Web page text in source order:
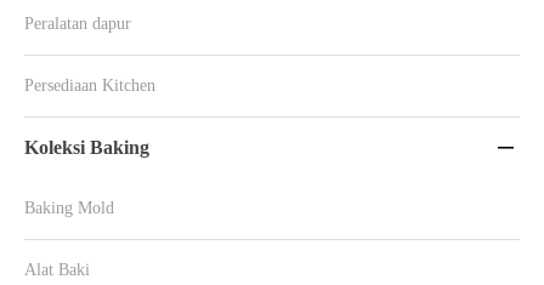
Peralatan dapur
Persediaan Kitchen
Koleksi Baking 
Baking Mold
Alat Baki